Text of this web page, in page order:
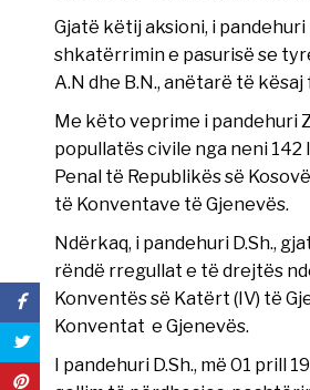
Gjatë këtij aksioni, i
shkatërrimin e pasurisë se
A.N dhe B.N., anëtarë të kësaj
Me këto veprime i pandehuri
popullatës civile nga neni 142
Penal të Republikës së
të Konventave të Gjenevës.
Ndërkaq, i pandehuri D.Sh.,
rëndë rregullat e të drejtës
Konventës së Katërt (IV) të
Konventat e Gjenevës.
I pandehuri D.Sh., më 01 prill